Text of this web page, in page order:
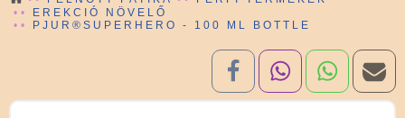
EREKCIÓ NÖVELŐ
PJUR®SUPERHERO - 100 ML BOTTLE